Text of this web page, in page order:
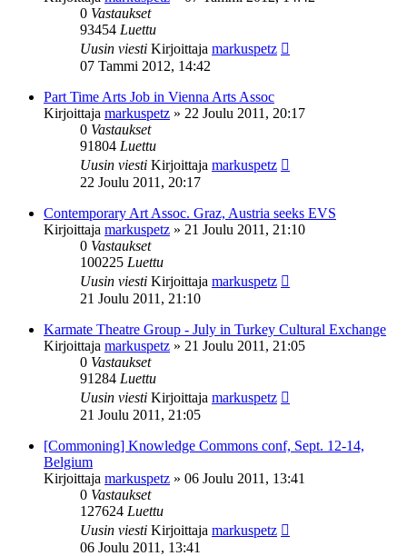
0 Vastaukset
93454 Luettu
Uusin viesti Kirjoittaja markuspetz
07 Tammi 2012, 14:42
Part Time Arts Job in Vienna Arts Assoc
Kirjoittaja markuspetz » 22 Joulu 2011, 20:17
0 Vastaukset
91804 Luettu
Uusin viesti Kirjoittaja markuspetz
22 Joulu 2011, 20:17
Contemporary Art Assoc. Graz, Austria seeks EVS
Kirjoittaja markuspetz » 21 Joulu 2011, 21:10
0 Vastaukset
100225 Luettu
Uusin viesti Kirjoittaja markuspetz
21 Joulu 2011, 21:10
Karmate Theatre Group - July in Turkey Cultural Exchange
Kirjoittaja markuspetz » 21 Joulu 2011, 21:05
0 Vastaukset
91284 Luettu
Uusin viesti Kirjoittaja markuspetz
21 Joulu 2011, 21:05
[Commoning] Knowledge Commons conf, Sept. 12-14,
Belgium
Kirjoittaja markuspetz » 06 Joulu 2011, 13:41
0 Vastaukset
127624 Luettu
Uusin viesti Kirjoittaja markuspetz
06 Joulu 2011, 13:41